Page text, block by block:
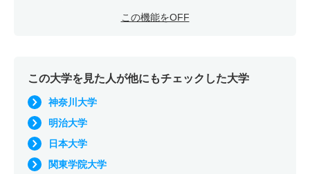
この機能をOFF
この大学を見た人が他にもチェックした大学
神奈川大学
明治大学
日本大学
関東学院大学